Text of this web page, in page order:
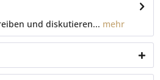
und diskutieren... mehr